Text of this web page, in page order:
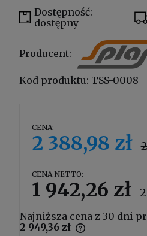
Dostępność:
dostępny
Producent:
Kod produktu: TSS-0008
CENA:
2 388,98 zł
CENA NETTO:
1 942,26 zł
Najniższa cena z 30 dni
2 949,36 zł